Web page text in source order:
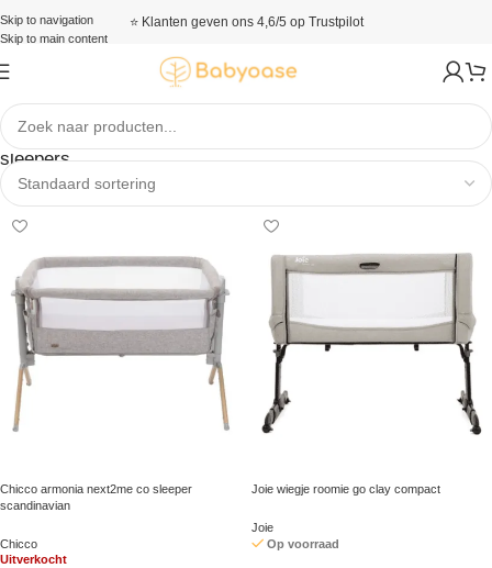
Skip to navigation
Skip to main content
⭐ Klanten geven ons 4,6/5 op Trustpilot
Wiegen en co-
sleepers
Chicco armonia next2me co sleeper
scandinavian
Chicco
Uitverkocht
Joie wiegje roomie go clay compact
Joie
Op voorraad